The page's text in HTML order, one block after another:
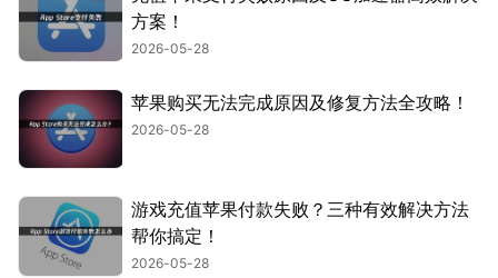
方案！
2026-05-28
苹果购买无法完成原因及修复方法全攻略！
2026-05-28
游戏充值苹果付款失败？三种有效解决方法
帮你搞定！
2026-05-28